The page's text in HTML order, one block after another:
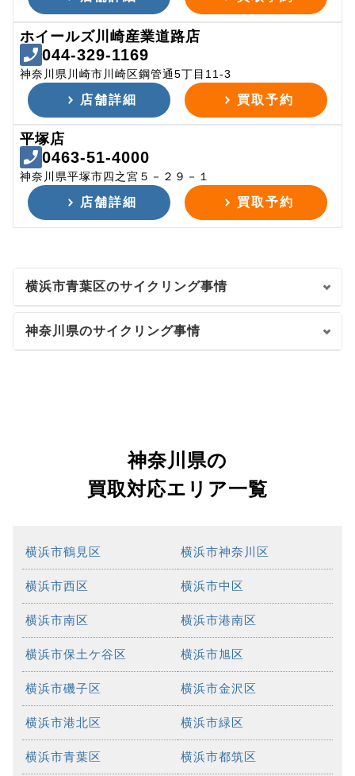
ホイールズ川崎産業道路店
044-329-1169
神奈川県川崎市川崎区鋼管通5丁目11-3
店舗詳細 買取予約
平塚店
0463-51-4000
神奈川県平塚市四之宮５－２９－１
店舗詳細 買取予約
横浜市青葉区のサイクリング事情
神奈川県のサイクリング事情
神奈川県の
買取対応エリア一覧
横浜市鶴見区 横浜市神奈川区
横浜市西区 横浜市中区
横浜市南区 横浜市港南区
横浜市保土ケ谷区 横浜市旭区
横浜市磯子区 横浜市金沢区
横浜市港北区 横浜市緑区
横浜市青葉区 横浜市都筑区